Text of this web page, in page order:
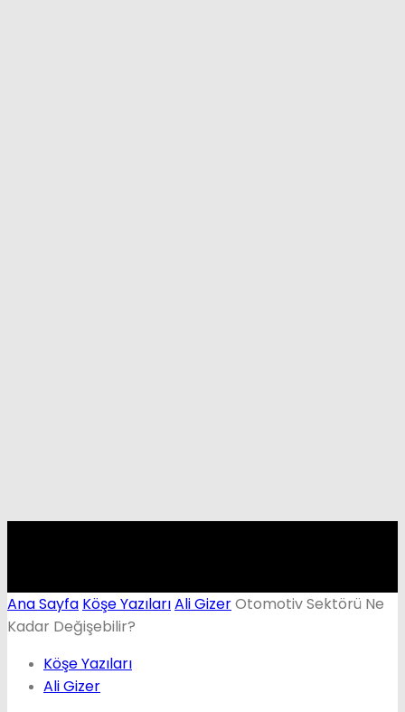
Ana Sayfa Köşe YazılarıAli GizerOtomotiv Sektörü Ne
Kadar Değişebilir?
Köşe Yazıları
Ali Gizer